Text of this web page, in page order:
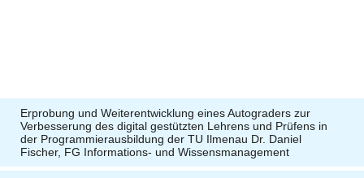
Erprobung und Weiterentwicklung eines Autograders zur
Verbesserung des digital gestützten Lehrens und Prüfens in
der Programmierausbildung der TU Ilmenau Dr. Daniel
Fischer, FG Informations- und Wissensmanagement